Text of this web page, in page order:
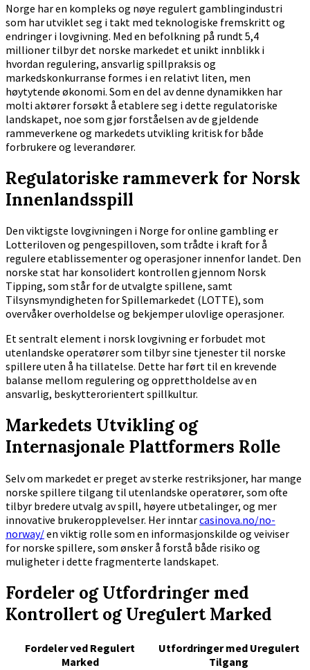
Norge har en kompleks og nøye regulert gamblingindustri
som har utviklet seg i takt med teknologiske fremskritt og
endringer i lovgivning. Med en befolkning på rundt 5,4
millioner tilbyr det norske markedet et unikt innblikk i
hvordan regulering, ansvarlig spillpraksis og
markedskonkurranse formes i en relativt liten, men
høytytende økonomi. Som en del av denne dynamikken har
molti aktører forsøkt å etablere seg i dette regulatoriske
landskapet, noe som gjør forståelsen av de gjeldende
rammeverkene og markedets utvikling kritisk for både
forbrukere og leverandører.
Regulatoriske rammeverk for Norsk
Innenlandsspill
Den viktigste lovgivningen i Norge for online gambling er
Lotteriloven og pengespilloven, som trådte i kraft for å
regulere etablissementer og operasjoner innenfor landet. Den
norske stat har konsolidert kontrollen gjennom Norsk
Tipping, som står for de utvalgte spillene, samt
Tilsynsmyndigheten for Spillemarkedet (LOTTE), som
overvåker overholdelse og bekjemper ulovlige operasjoner.
Et sentralt element i norsk lovgivning er forbudet mot
utenlandske operatører som tilbyr sine tjenester til norske
spillere uten å ha tillatelse. Dette har ført til en krevende
balanse mellom regulering og opprettholdelse av en
ansvarlig, beskytterorientert spillkultur.
Markedets Utvikling og
Internasjonale Plattformers Rolle
Selv om markedet er preget av sterke restriksjoner, har mange
norske spillere tilgang til utenlandske operatører, som ofte
tilbyr bredere utvalg av spill, høyere utbetalinger, og mer
innovative brukeropplevelser. Her inntarcasinova.no/no-
norway/en viktig rolle som en informasjonskilde og veiviser
for norske spillere, som ønsker å forstå både risiko og
muligheter i dette fragmenterte landskapet.
Fordeler og Utfordringer med
Kontrollert og Uregulert Marked
Fordeler ved Regulert
Marked
Utfordringer med Uregulert
Tilgang